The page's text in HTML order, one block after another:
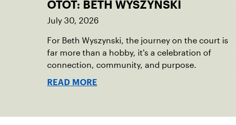
OTOT: BETH WYSZYNSKI
July 30, 2026
For Beth Wyszynski, the journey on the court is
far more than a hobby, it's a celebration of
connection, community, and purpose.
READ MORE